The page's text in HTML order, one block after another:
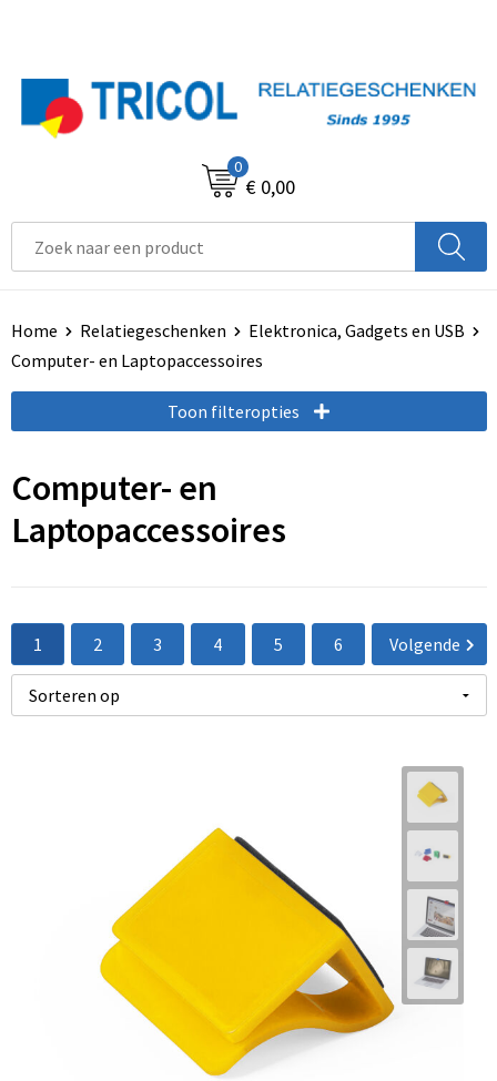
0
€ 0,00
Home Relatiegeschenken
Elektronica, Gadgets en USB
Computer- en Laptopaccessoires
Toon filteropties
Computer- en
Laptopaccessoires
1 2 3 4 5 6 Volgende